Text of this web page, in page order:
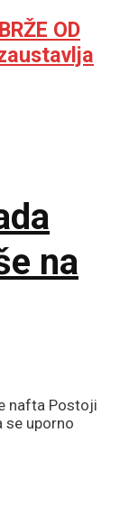
OD
na
nafta Postoji
se uporno